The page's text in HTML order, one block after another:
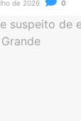
de 2026 0